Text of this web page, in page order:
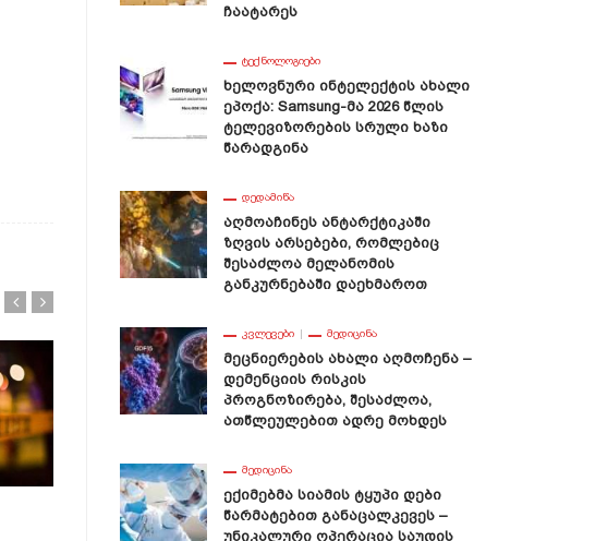
Მეცნიერები: ,,ჩვენს Წინაპრებს
Ჩვენზე Ნაკლები Ეძინათ”
Გოზინაყის Ფილოსოფიური
Დატვირთვა
Ჩაატარეს
ᲢᲔᲥᲜᲝᲚᲝᲒᲘᲔᲑᲘ
Ხელოვნური Ინტელექტის Ახალი
Ეპოქა: Samsung-Მა 2026 Წლის
Ტელევიზორების Სრული Ხაზი
Წარადგინა
ᲓᲔᲓᲐᲛᲘᲬᲐ
Აღმოაჩინეს Ანტარქტიკაში
Ზღვის Არსებები, Რომლებიც
Შესაძლოა Მელანომის
Განკურნებაში Დაეხმაროთ
ᲙᲕᲚᲔᲕᲔᲑᲘ ᲛᲔᲓᲘᲪᲘᲜᲐ
Მეცნიერების Ახალი Აღმოჩენა –
Დემენციის Რისკის
Პროგნოზირება, Შესაძლოა,
Ათწლეულებით Ადრე Მოხდეს
ᲛᲔᲓᲘᲪᲘᲜᲐ
Ექიმებმა Სიამის Ტყუპი Დები
Წარმატებით Განაცალკევეს –
Უნიკალური Ოპერაცია Საუდის